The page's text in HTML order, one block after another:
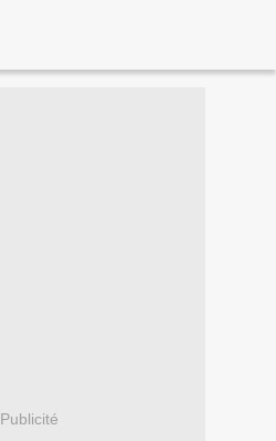
Publicité